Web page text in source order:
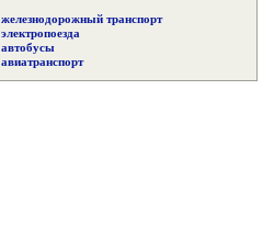
железнодорожный транспорт
электропоезда
автобусы
авиатранспорт